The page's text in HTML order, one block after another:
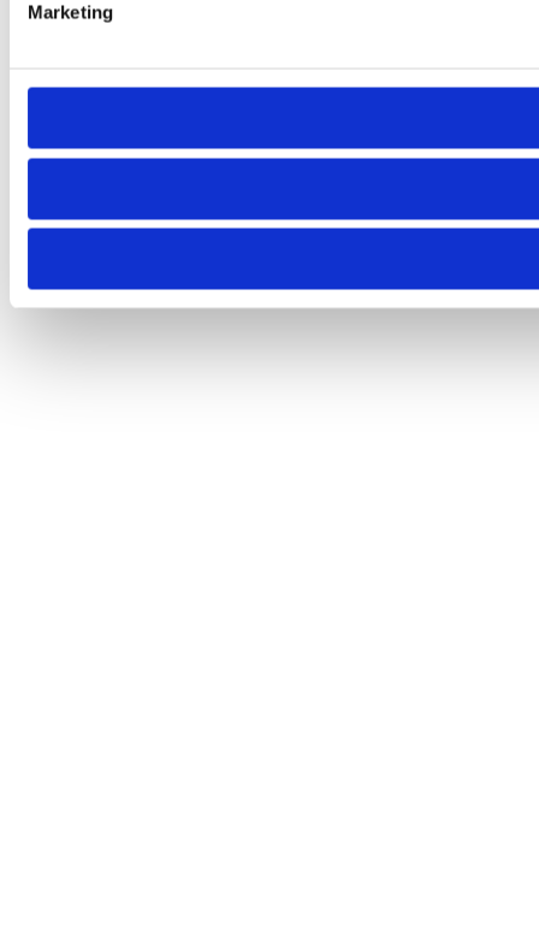
Marketing